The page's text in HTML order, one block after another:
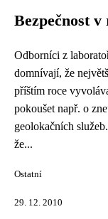
Bezpečnost v
Odborníci z
domnívají, že
příštím roce
pokoušet např. o
geolokačních
že...
Ostatní
29. 12. 2010